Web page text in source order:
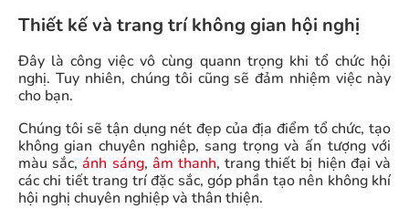
Thiết kế và trang trí không gian hội nghị
Đây là công việc vô cùng quann trọng khi tổ chức hội
nghị. Tuy nhiên, chúng tôi cũng sẽ đảm nhiệm việc này
cho bạn.
Chúng tôi sẽ tận dụng nét đẹp của địa điểm tổ chức, tạo
không gian chuyên nghiệp, sang trọng và ấn tượng với
màu sắc,ánh sáng, âm thanh, trang thiết bị hiện đại và
các chi tiết trang trí đặc sắc, góp phần tạo nên không khí
hội nghị chuyên nghiệp và thân thiện.